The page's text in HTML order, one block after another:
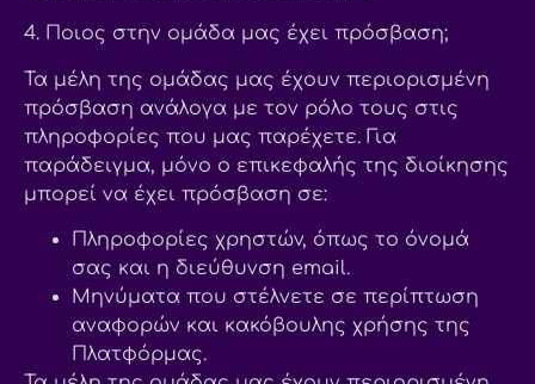
4. Ποιος στην ομάδα μας έχει πρόσβαση;
Τα μέλη της ομάδας μας έχουν περιορισμένη
πρόσβαση ανάλογα με τον ρόλο τους στις
πληροφορίες που μας παρέχετε. Για
παράδειγμα, μόνο ο επικεφαλής της διοίκησης
μπορεί να έχει πρόσβαση σε:
Πληροφορίες χρηστών, όπως το όνομά
σας και η διεύθυνση email.
Μηνύματα που στέλνετε σε περίπτωση
αναφορών και κακόβουλης χρήσης της
Πλατφόρμας.